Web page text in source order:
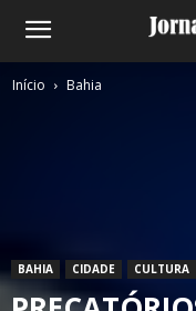
Início Bahia
BAHIA CIDADE CULTURA